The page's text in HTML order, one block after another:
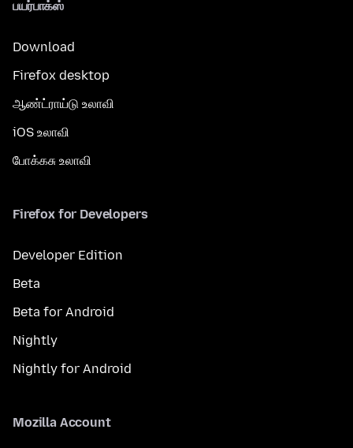
பயர்பாக்ஸ்
Download
Firefox desktop
ஆண்ட்ராய்டு உலாவி
iOS உலாவி
போக்கசு உலாவி
Firefox for Developers
Developer Edition
Beta
Beta for Android
Nightly
Nightly for Android
Mozilla Account